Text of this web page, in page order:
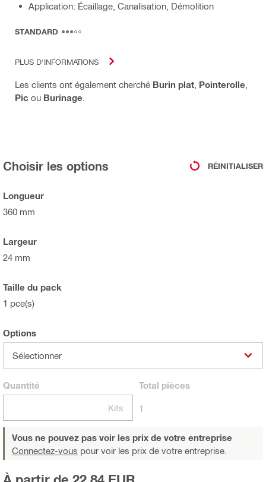
Application: Écaillage, Canalisation, Démolition
STANDARD
PLUS D'INFORMATIONS
Les clients ont également cherché Burin plat Pointerolle
Pic ou Burinage
Choisir les options RÉINITIALISER
Longueur
360 mm
Largeur
24 mm
Taille du pack
1 pce(s)
Options
Sélectionner
Quantité
Kits
Total pièces
1
Vous ne pouvez pas voir les prix de votre entreprise
Connectez-vous pour voir les prix de votre entreprise.